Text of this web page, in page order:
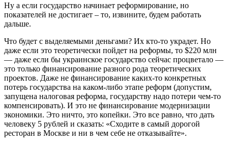
Ну а если государство начинает реформирование, но
показателей не достигает – то, извините, будем работать
дальше.
Что будет с выделяемыми деньгами? Их кто-то украдет. Но
даже если это теоретически пойдет на реформы, то $220 млн
— даже если бы украинское государство сейчас процветало —
это только финансирование разного рода теоретических
проектов. Даже не финансирование каких-то конкретных
потерь государства на каком-либо этапе реформ (допустим,
запущена налоговая реформа, государству надо потери чем-то
компенсировать). И это не финансирование модернизации
экономики. Это ничто, это копейки. Это все равно, что дать
человеку 5 рублей и сказать: «Сходите в самый дорогой
ресторан в Москве и ни в чем себе не отказывайте».